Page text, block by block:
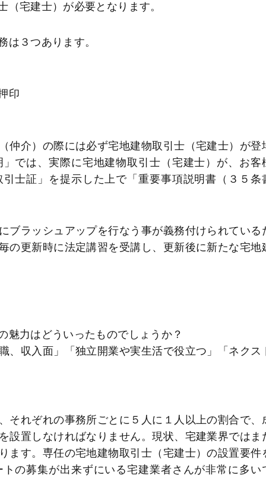
宅建士）が必要となります。
は３つあります。
印
仲介）の際には必ず宅地建物取引士（宅建士）が登
では、実際に宅地建物取引士（宅建士）が、お客
士証」を提示した上で「重要事項説明書（３５条
ブラッシュアップを行なう事が義務付けられている
の更新時に法定講習を受講し、更新後に新たな宅地
魅力はどういったものでしょうか？
、収入面」「独立開業や実生活で役立つ」「ネクス
それぞれの事務所ごとに５人に１人以上の割合で、
設置しなければなりません。現状、宅建業界ではま
ます。専任の宅地建物取引士（宅建士）の設置要件
の募集が出来ずにいる宅建業者さんが非常に多い